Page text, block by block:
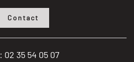
Contact
02 35 54 05 07